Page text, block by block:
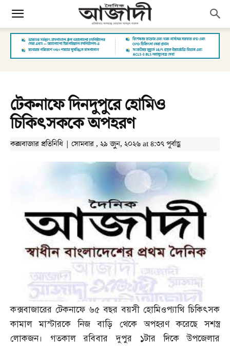
টেকনাফে দিনদুপুরে হোমিও
চিকিৎসককে অপহরণ
কক্সবাজার প্রতিনিধি | সোমবার , ২৯ জুন, ২০২৬ at ৪:৩৭ পূর্বাহ্ণ
কক্সবাজারের টেকনাফে ৬৫ বছর বয়সী হোমিওপ্যাথি চিকিৎসক
কামাল মাস্টারকে নিজ বাড়ি থেকে অপহরণ করেছে সশস্ত্র
লোকজন। গতকাল রবিবার দুপুর ১টার দিকে উপজেলার